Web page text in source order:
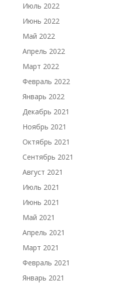
Июль 2022
Июнь 2022
Май 2022
Апрель 2022
Март 2022
Февраль 2022
Январь 2022
Декабрь 2021
Ноябрь 2021
Октябрь 2021
Сентябрь 2021
Август 2021
Июль 2021
Июнь 2021
Май 2021
Апрель 2021
Март 2021
Февраль 2021
Январь 2021